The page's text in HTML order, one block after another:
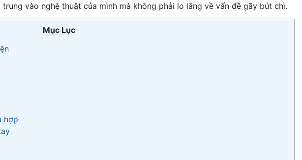
vào nghệ thuật của mình mà không phải lo lắng về vấn đề gãy bút chì.
Mục Lục
hợp